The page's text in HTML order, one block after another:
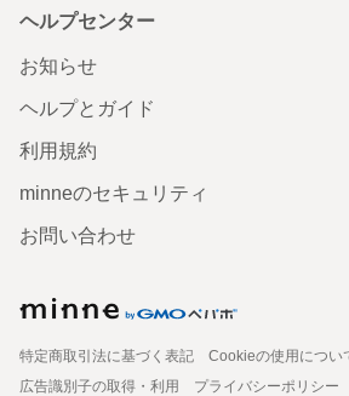
ヘルプセンター
お知らせ
ヘルプとガイド
利用規約
minneのセキュリティ
お問い合わせ
特定商取引法に基づく表記
Cookieの使用につい
広告識別子の取得・利用
プライバシーポリシー